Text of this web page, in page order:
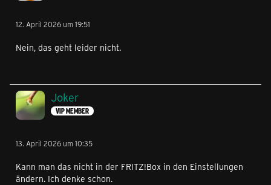
12. April 2026 um 19:51
Nein, das geht leider nicht.
Joker
VIP MEMBER
13. April 2026 um 10:35
Kann man das nicht in der FRITZ!Box in den Einstellungen
ändern. Ich denke schon.